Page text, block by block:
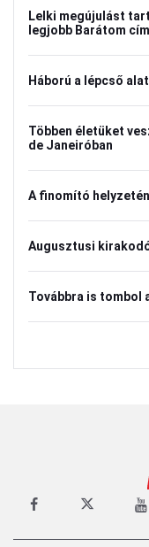
Lelki megújulást
legjobb Barátom
Háború a lépcső
Többen életüket
de Janeiróban
A finomító
Augusztusi
Továbbra is tombol